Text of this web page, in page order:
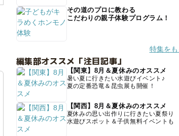
その道のプロに教わる
こだわりの親子体験プログラム！
特集を
編集部オススメ「注目記事」
【関東】8月＆夏休みのオススメ
暑い夏に行きたい水遊びイベント♪
夏の定番恐竜＆昆虫展も開催！
【関西】8月＆夏休みのオススメ
夏休みの思い出作りに行きたい夏祭り
水遊びスポット＆子供無料イベントも